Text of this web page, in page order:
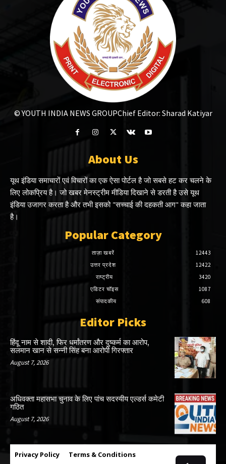
© YOUTH INDIA NEWS GROUPChief Editor: Sharad Katiyar
About Us
यूथ इंडिया समाचारों एवं विचारों का एक ऐसा पोर्टल है जो सबसे हट कर चलने के
लिए लोकप्रिय है। जो खबर मेनस्ट्रीम मीडिया दिखाने से डरती है उसे यूथ
इंडिया उजागर करता है और तभी इसको "सच्चाई की दहकती आग" कहा जाता
है।
Popular Category
ताज़ा खबरें
12443
उत्तर प्रदेश
12422
राष्ट्रीय
3420
एडिटर चॉइस
1087
संपादकीय
608
Editor Picks
हिंदू नाम से शादी, फिर धर्मांतरण और दुष्कर्म का आरोप,
सलमान खान से सन्नी सिंह बना आरोपी गिरफ्तार
August 7, 2026
अधिवक्ता महासभा चुनाव के लिए पांच सदस्यीय एल्डर्स कमेटी
गठित
August 7, 2026
Privacy Policy Terms & Conditions